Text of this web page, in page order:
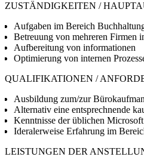
ZUSTÄNDIGKEITEN /
Aufgaben im Bereich
Betreuung von mehreren Firmen
Aufbereitung von informationen
Optimierung von internen
QUALIFIKATIONEN /
Ausbildung zum/zur
Alternativ eine entsprechnende
Kenntnisse der üblichen
Ideralerweise Erfahrung im
LEISTUNGEN DER